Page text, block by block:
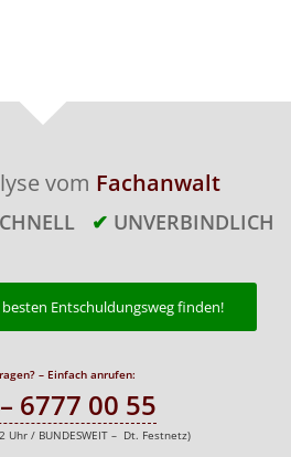
vom Fachanwalt
✔ UNVERBINDLICH
Entschuldungsweg finden!
– Einfach anrufen:
6777 00 55
Uhr / BUNDESWEIT – Dt. Festnetz)